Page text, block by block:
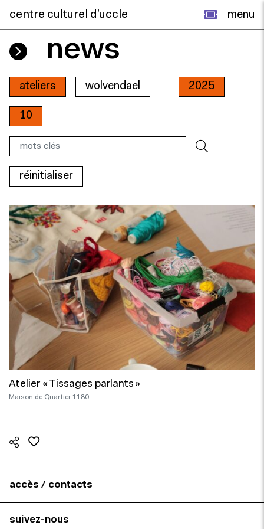
centre culturel d’uccle menu
news
ateliers wolvendael 2025
10
réinitialiser
Atelier « Tissages parlants »
Maison de Quartier 1180
accès / contacts
suivez-nous